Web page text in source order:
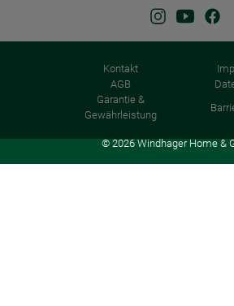
Kontakt
AGB
Garantie &
Gewährleistung
© 2026 Windhager Home &